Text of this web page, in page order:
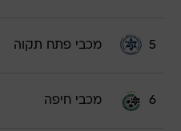
5 מכבי פתח תקוה
6 מכבי חיפה